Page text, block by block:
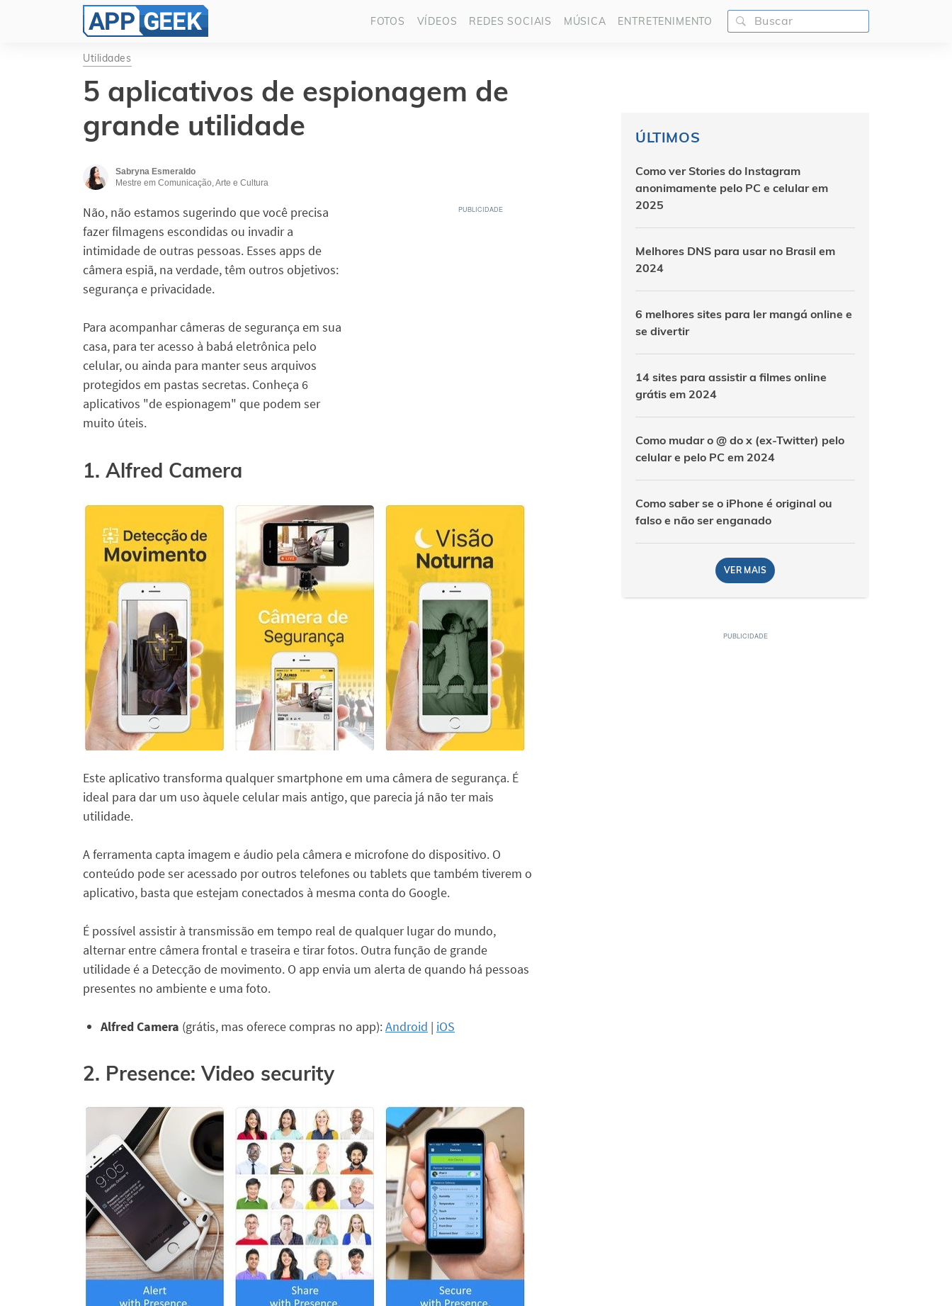
FOTOS VÍDEOS REDES SOCIAIS MÚSICA ENTRETENIMENTO
Utilidades
5 aplicativos de espionagem de
grande utilidade
Sabryna Esmeraldo
Mestre em Comunicação, Arte e Cultura
Não, não estamos sugerindo que você precisa
fazer filmagens escondidas ou invadir a
intimidade de outras pessoas. Esses apps de
câmera espiã, na verdade, têm outros objetivos:
segurança e privacidade.
Para acompanhar câmeras de segurança em sua
casa, para ter acesso à babá eletrônica pelo
celular, ou ainda para manter seus arquivos
protegidos em pastas secretas. Conheça 6
aplicativos "de espionagem" que podem ser
muito úteis.
1. Alfred Camera
Este aplicativo transforma qualquer smartphone em uma câmera de segurança. É
ideal para dar um uso àquele celular mais antigo, que parecia já não ter mais
utilidade.
A ferramenta capta imagem e áudio pela câmera e microfone do dispositivo. O
conteúdo pode ser acessado por outros telefones ou tablets que também tiverem o
aplicativo, basta que estejam conectados à mesma conta do Google.
É possível assistir à transmissão em tempo real de qualquer lugar do mundo,
alternar entre câmera frontal e traseira e tirar fotos. Outra função de grande
utilidade é a Detecção de movimento. O app envia um alerta de quando há pessoas
presentes no ambiente e uma foto.
Alfred Camera (grátis, mas oferece compras no app):Android | iOS
2. Presence: Video security
ÚLTIMOS
Como ver Stories do Instagram
anonimamente pelo PC e celular em
2025
Melhores DNS para usar no Brasil em
2024
6 melhores sites para ler mangá online e
se divertir
14 sites para assistir a filmes online
grátis em 2024
Como mudar o @ do x (ex-Twitter) pelo
celular e pelo PC em 2024
Como saber se o iPhone é original ou
falso e não ser enganado
VER MAIS